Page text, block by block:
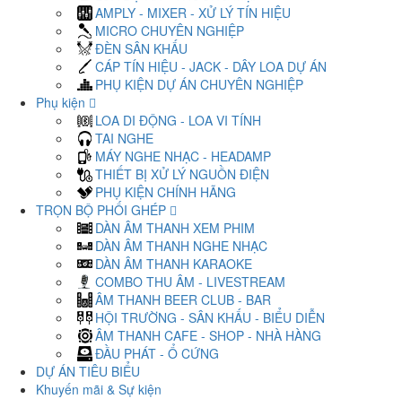
AMPLY - MIXER - XỬ LÝ TÍN HIỆU
MICRO CHUYÊN NGHIỆP
ĐÈN SÂN KHẤU
CÁP TÍN HIỆU - JACK - DÂY LOA DỰ ÁN
PHỤ KIỆN DỰ ÁN CHUYÊN NGHIỆP
Phụ kiện
LOA DI ĐỘNG - LOA VI TÍNH
TAI NGHE
MÁY NGHE NHẠC - HEADAMP
THIẾT BỊ XỬ LÝ NGUỒN ĐIỆN
PHỤ KIỆN CHÍNH HÃNG
TRỌN BỘ PHỐI GHÉP
DÀN ÂM THANH XEM PHIM
DÀN ÂM THANH NGHE NHẠC
DÀN ÂM THANH KARAOKE
COMBO THU ÂM - LIVESTREAM
ÂM THANH BEER CLUB - BAR
HỘI TRƯỜNG - SÂN KHẤU - BIỂU DIỄN
ÂM THANH CAFE - SHOP - NHÀ HÀNG
ĐẦU PHÁT - Ổ CỨNG
DỰ ÁN TIÊU BIỂU
Khuyến mãi & Sự kiện